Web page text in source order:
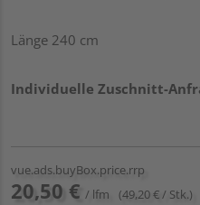
Länge 240 cm
Individuelle Zuschnitt-
vue.ads.buyBox.price.rrp
20,50 € / lfm (49,20 € / Stk.)